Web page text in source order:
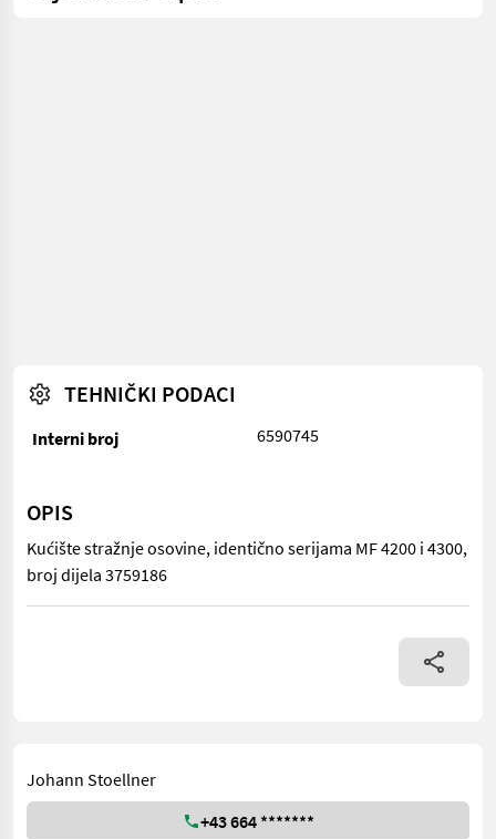
TEHNIČKI PODACI
Interni broj 6590745
OPIS
Kućište stražnje osovine, identično serijama MF 4200 i 4300,
broj dijela 3759186
Kućište stražnje osovine, identično serijama MF 4200 i 4300,
Johann Stoellner
+43 664 *******